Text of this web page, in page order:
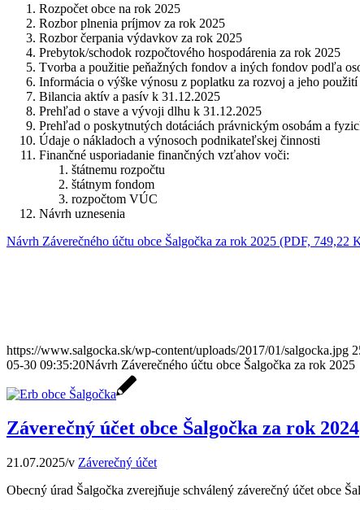
Rozpočet obce na rok 2025
Rozbor plnenia príjmov za rok 2025
Rozbor čerpania výdavkov za rok 2025
Prebytok/schodok rozpočtového hospodárenia za rok 2025
Tvorba a použitie peňažných fondov a iných fondov podľa
Informácia o výške výnosu z poplatku za rozvoj a jeho použití
Bilancia aktív a pasív k 31.12.2025
Prehľad o stave a vývoji dlhu k 31.12.2025
Prehľad o poskytnutých dotáciách právnickým osobám a
Údaje o nákladoch a výnosoch podnikateľskej činnosti
Finančné usporiadanie finančných vzťahov voči:
štátnemu rozpočtu
štátnym fondom
rozpočtom VÚC
Návrh uznesenia
Návrh Záverečného účtu obce Šalgočka za rok 2025 (PDF, 749,22
https://www.salgocka.sk/wp-content/uploads/2017/01/salgocka.jpg
05-30 09:35:20Návrh Záverečného účtu obce Šalgočka za rok 2025
Záverečný účet obce Šalgočka za rok 2024
21.07.2025/v Záverečný účet
Obecný úrad Šalgočka zverejňuje schválený záverečný účet obce